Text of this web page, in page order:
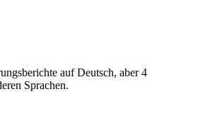
auf Deutsch, aber 4
Sprachen.